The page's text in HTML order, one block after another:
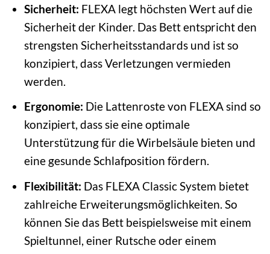
Sicherheit: FLEXA legt höchsten Wert auf die
Sicherheit der Kinder. Das Bett entspricht den
strengsten Sicherheitsstandards und ist so
konzipiert, dass Verletzungen vermieden
werden.
Ergonomie: Die Lattenroste von FLEXA sind so
konzipiert, dass sie eine optimale
Unterstützung für die Wirbelsäule bieten und
eine gesunde Schlafposition fördern.
Flexibilität: Das FLEXA Classic System bietet
zahlreiche Erweiterungsmöglichkeiten. So
können Sie das Bett beispielsweise mit einem
Spieltunnel, einer Rutsche oder einem